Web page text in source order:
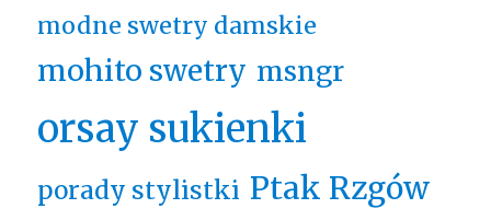
modne swetry damskie
mohito swetry msngr
orsay sukienki
porady stylistki Ptak Rzgów